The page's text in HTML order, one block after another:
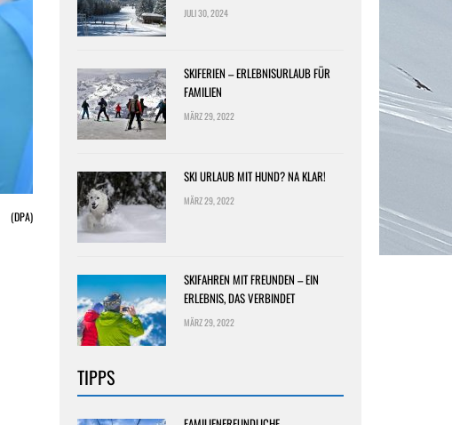
(DPA)
JULI 30, 2024
SKIFERIEN – ERLEBNISURLAUB FÜR
FAMILIEN
MÄRZ 29, 2022
SKI URLAUB MIT HUND? NA KLAR!
MÄRZ 29, 2022
SKIFAHREN MIT FREUNDEN – EIN
ERLEBNIS, DAS VERBINDET
MÄRZ 29, 2022
TIPPS